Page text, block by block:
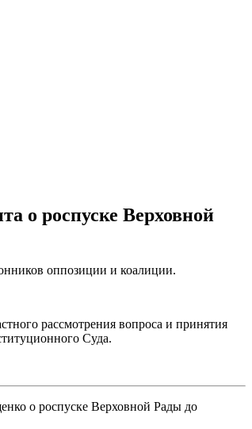
о роспуске Верховной
оппозиции и коалиции.
рассмотрения вопроса и принятия
Суда.
о роспуске Верховной Рады до